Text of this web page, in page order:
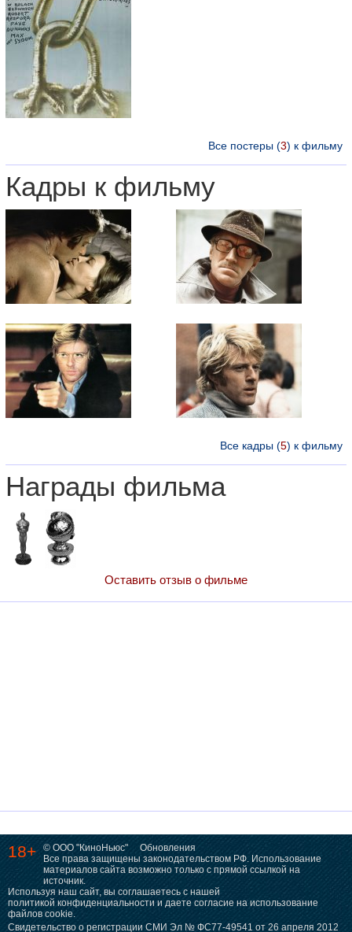
Все постеры (3) к фильму
Кадры к фильму
Все кадры (5) к фильму
Награды фильма
Оставить отзыв о фильме
18+ © ООО "КиноНьюс"
Обновления
Все права защищены законодательством РФ. Использование
материалов сайта возможно только с прямой ссылкой на
источник.
Используя наш сайт, вы соглашаетесь с нашей
политикой конфиденциальности и даете согласие на использование
файлов cookie.
Свидетельство о регистрации СМИ Эл № ФС77-49541 от 26 апреля 2012